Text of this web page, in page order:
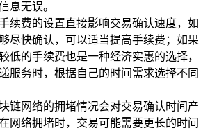
息无误。
续费的设置直接影响交易确认速度，如
尽快确认，可以适当提高手续费；如果
低的手续费也是一种经济实惠的选择，
服务时，根据自己的时间需求选择不同
链网络的拥堵情况会对交易确认时间产
网络拥堵时，交易可能需要更长的时间